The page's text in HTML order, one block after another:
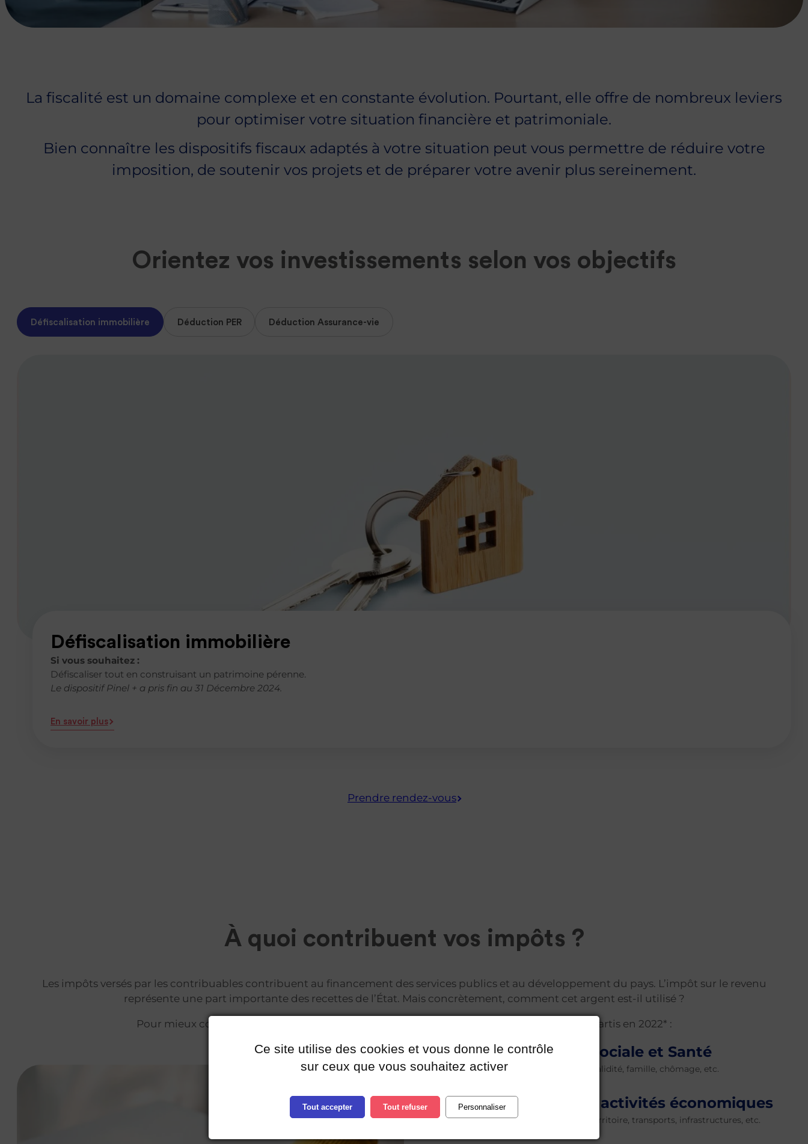
Se lancer
La fiscalité est un domaine complexe et en constante évolution. Pourtant, elle offre de nombreux leviers
pour optimiser votre situation financière et patrimoniale.
Bien connaître les dispositifs fiscaux adaptés à votre situation peut vous permettre de réduire votre
imposition, de soutenir vos projets et de préparer votre avenir plus sereinement.
Orientez vos investissements selon vos objectifs
Défiscalisation immobilière Déduction PER Déduction Assurance-vie
Défiscalisation immobilière
Si vous souhaitez :
Défiscaliser tout en construisant un patrimoine pérenne.
Le dispositif Pinel + a pris fin au 31 Décembre 2024.
En savoir plus
Prendre rendez-vous
À quoi contribuent vos impôts ?
Les impôts versés par les contribuables contribuent au financement des services publics et au développement du pays. L’impôt sur le revenu
représente une part importante des recettes de l’État. Mais concrètement, comment cet argent est-il utilisé ?
Pour mieux comprendre, découvrez comment 1 000 € de dépenses publiques étaient répartis en 2022* :
563€
Protection sociale et Santé
Retraites, santé et invalidité, famille, chômage, etc.
116€
Soutien des activités économiques
Développement du territoire, transports, infrastructures, etc.
Ce site utilise des cookies et vous donne le contrôle
sur ceux que vous souhaitez activer
Tout accepter Tout refuser Personnaliser